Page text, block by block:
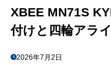
XBEE MN71S
付けと四輪アラ
2026年7月2日